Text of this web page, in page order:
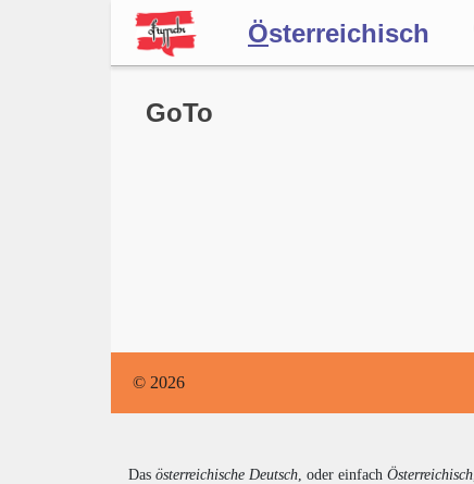
Österreichisch
Wörterbuch
GoTo
© 2026
Das österreichische Deutsch , oder einfach Österreichisch